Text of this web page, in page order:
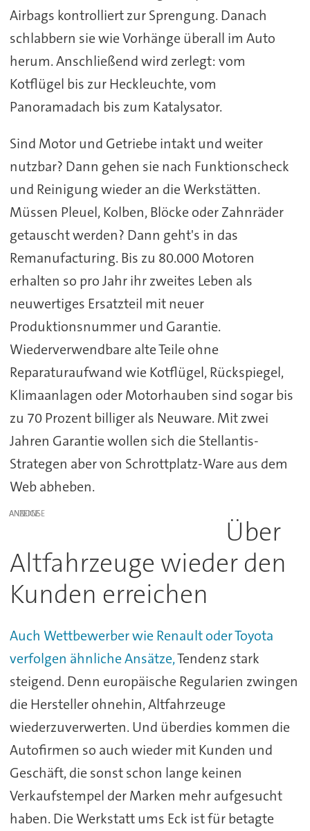
Airbags kontrolliert zur Sprengung. Danach
schlabbern sie wie Vorhänge überall im Auto
herum. Anschließend wird zerlegt: vom
Kotflügel bis zur Heckleuchte, vom
Panoramadach bis zum Katalysator.
Sind Motor und Getriebe intakt und weiter
nutzbar? Dann gehen sie nach Funktionscheck
und Reinigung wieder an die Werkstätten.
Müssen Pleuel, Kolben, Blöcke oder Zahnräder
getauscht werden? Dann geht's in das
Remanufacturing. Bis zu 80.000 Motoren
erhalten so pro Jahr ihr zweites Leben als
neuwertiges Ersatzteil mit neuer
Produktionsnummer und Garantie.
Wiederverwendbare alte Teile ohne
Reparaturaufwand wie Kotflügel, Rückspiegel,
Klimaanlagen oder Motorhauben sind sogar bis
zu 70 Prozent billiger als Neuware. Mit zwei
Jahren Garantie wollen sich die Stellantis-
Strategen aber von Schrottplatz-Ware aus dem
Web abheben.
ANZEIGE
Über
Altfahrzeuge wieder den
Kunden erreichen
Auch Wettbewerber wie Renault oder Toyota
verfolgen ähnliche Ansätze,Tendenz stark
steigend. Denn europäische Regularien zwingen
die Hersteller ohnehin, Altfahrzeuge
wiederzuverwerten. Und überdies kommen die
Autofirmen so auch wieder mit Kunden und
Geschäft, die sonst schon lange keinen
Verkaufstempel der Marken mehr aufgesucht
haben. Die Werkstatt ums Eck ist für betagte